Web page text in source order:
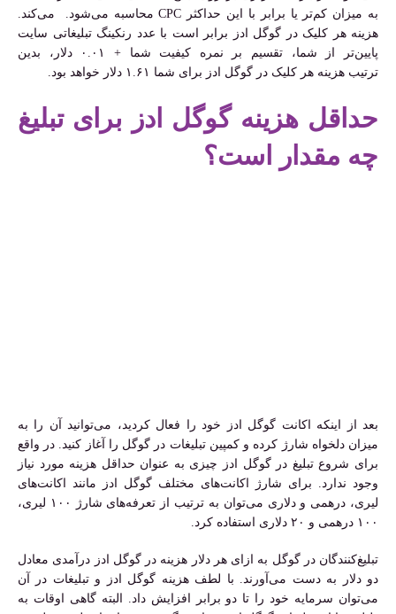
به میزان کم‌تر یا برابر با این حداکثر CPC محاسبه می‌شود. می‌کند.
هزینه هر کلیک در گوگل ادز برابر است با عدد رنکینگ تبلیغاتی سایت
پایین‌تر از شما، تقسیم بر نمره کیفیت شما + ۰.۰۱ دلار، بدین
ترتیب هزینه هر کلیک در گوگل ادز برای شما ۱.۶۱ دلار خواهد بود.
حداقل هزینه گوگل ادز برای تبلیغ
چه مقدار است؟
بعد از اینکه اکانت گوگل ادز خود را فعال کردید، می‌توانید آن را به
میزان دلخواه شارژ کرده و کمپین تبلیغات در گوگل را آغاز کنید. در واقع
برای شروع تبلیغ در گوگل ادز چیزی به عنوان حداقل هزینه مورد نیاز
وجود ندارد. برای شارژ اکانت‌های مختلف گوگل ادز مانند اکانت‌های
لیری، درهمی و دلاری می‌توان به ترتیب از تعرفه‌های شارژ ۱۰۰ لیری،
۱۰۰ درهمی و ۲۰ دلاری استفاده کرد.
تبلیغ‌کنندگان در گوگل به ازای هر دلار هزینه در گوگل ادز درآمدی معادل
دو دلار به دست می‌آورند. با لطف هزینه گوگل ادز و تبلیغات در آن
می‌توان سرمایه خود را تا دو برابر افزایش داد. البته گاهی اوقات به